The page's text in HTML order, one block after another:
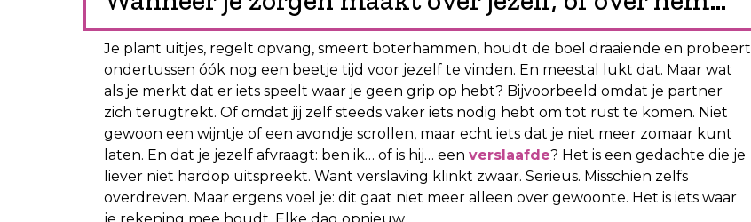
Je plant uitjes, regelt opvang, smeert boterhammen, houdt de boel draaiende en probeert
ondertussen óók nog een beetje tijd voor jezelf te vinden. En meestal lukt dat. Maar wat
als je merkt dat er iets speelt waar je geen grip op hebt? Bijvoorbeeld omdat je partner
zich terugtrekt. Of omdat jij zelf steeds vaker iets nodig hebt om tot rust te komen. Niet
gewoon een wijntje of een avondje scrollen, maar echt iets dat je niet meer zomaar kunt
laten. En dat je jezelf afvraagt: ben ik… of is hij… een verslaafde? Het is een gedachte die je
liever niet hardop uitspreekt. Want verslaving klinkt zwaar. Serieus. Misschien zelfs
overdreven. Maar ergens voel je: dit gaat niet meer alleen over gewoonte. Het is iets waar